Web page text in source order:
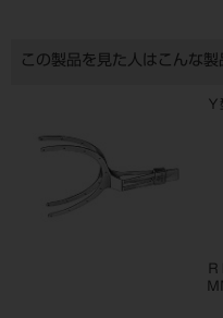
この製品を見た人はこんな製